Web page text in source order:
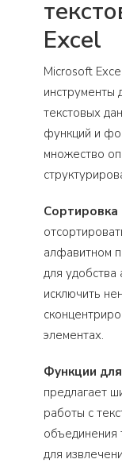
Excel
Microsoft
инструменты
текстовых
функций и
множество
алфавитном
для удобства
исключить
элементах.
Функции
предлагает
работы с
объединения
для